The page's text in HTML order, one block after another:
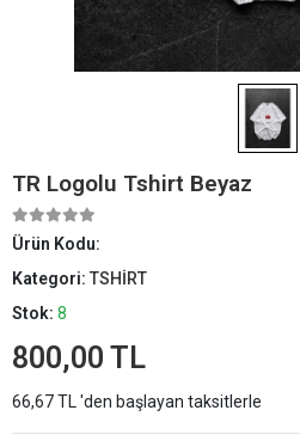
TR Logolu Tshirt Beyaz
Ürün Kodu:
Kategori: TSHİRT
Stok: 8
800,00 TL
66,67 TL 'den başlayan taksitlerle